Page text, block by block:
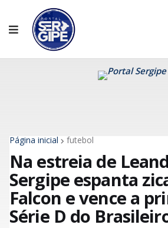
Página inicial futebol
Na estreia de
Sergipe espanta
Falcon e vence a
Série D do